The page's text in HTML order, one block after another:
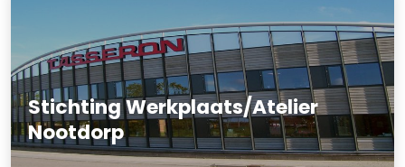
Stichting Werkplaats/Atelier
Nootdorp